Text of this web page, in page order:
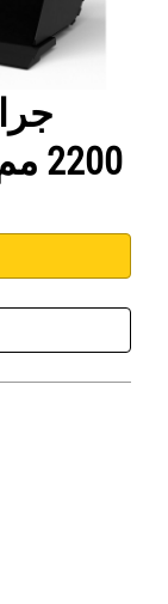
2200 مم (87 بوصة): 462-8441